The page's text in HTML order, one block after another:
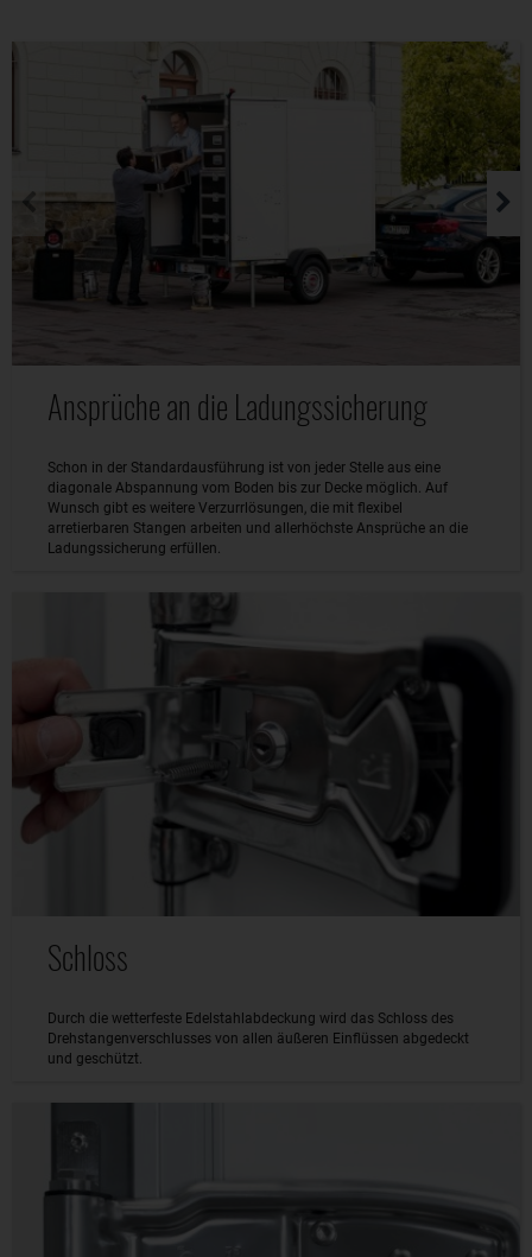
Ansprüche an die Ladungssicherung
Schon in der Standardausführung ist von jeder Stelle aus eine
diagonale Abspannung vom Boden bis zur Decke möglich. Auf
Wunsch gibt es weitere Verzurrlösungen, die mit flexibel
arretierbaren Stangen arbeiten und allerhöchste Ansprüche an die
Ladungssicherung erfüllen.
Schloss
Durch die wetterfeste Edelstahlabdeckung wird das Schloss des
Drehstangenverschlusses von allen äußeren Einflüssen abgedeckt
und geschützt.